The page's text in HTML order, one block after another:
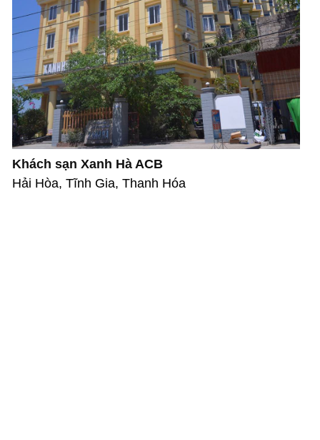
Khách sạn Xanh Hà ACB
Hải Hòa, Tĩnh Gia, Thanh Hóa